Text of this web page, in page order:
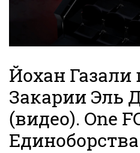
Йохан Газали
Закарии Эль
(видео). One
Единоборства